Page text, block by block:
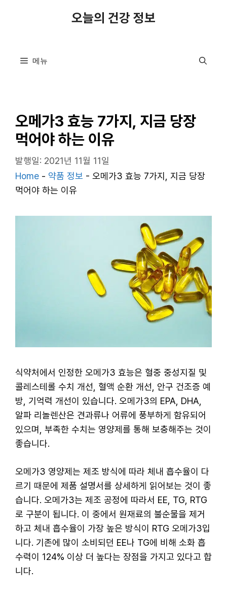
오늘의 건강 정보
메뉴
오메가3 효능 7가지, 지금 당장
먹어야 하는 이유
발행일: 2021년 11월 11일
Home - 약품 정보 - 오메가3 효능 7가지, 지금 당장
먹어야 하는 이유
식약처에서 인정한 오메가3 효능은 혈중 중성지질 및
콜레스테롤 수치 개선, 혈액 순환 개선, 안구 건조증 예
방, 기억력 개선이 있습니다. 오메가3의 EPA, DHA,
알파 리놀렌산은 견과류나 어류에 풍부하게 함유되어
있으며, 부족한 수치는 영양제를 통해 보충해주는 것이
좋습니다.
오메가3 영양제는 제조 방식에 따라 체내 흡수율이 다
르기 때문에 제품 설명서를 상세하게 읽어보는 것이 좋
습니다. 오메가3는 제조 공정에 따라서 EE, TG, RTG
로 구분이 됩니다. 이 중에서 원재료의 불순물을 제거
하고 체내 흡수율이 가장 높은 방식이 RTG 오메가3입
니다. 기존에 많이 소비되던 EE나 TG에 비해 소화 흡
수력이 124% 이상 더 높다는 장점을 가지고 있다고 합
니다.